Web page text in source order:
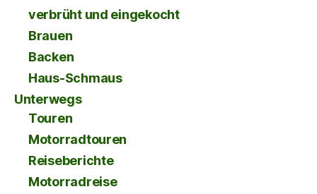
verbrüht und eingekocht
Brauen
Backen
Haus-Schmaus
Unterwegs
Touren
Motorradtouren
Reiseberichte
Motorradreise